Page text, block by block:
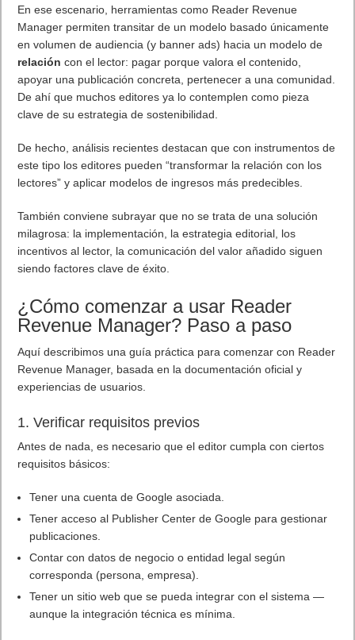
En ese escenario, herramientas como Reader Revenue
Manager permiten transitar de un modelo basado únicamente
en volumen de audiencia (y banner ads) hacia un modelo de
relación con el lector: pagar porque valora el contenido,
apoyar una publicación concreta, pertenecer a una comunidad.
De ahí que muchos editores ya lo contemplen como pieza
clave de su estrategia de sostenibilidad.
De hecho, análisis recientes destacan que con instrumentos de
este tipo los editores pueden “transformar la relación con los
lectores” y aplicar modelos de ingresos más predecibles.
También conviene subrayar que no se trata de una solución
milagrosa: la implementación, la estrategia editorial, los
incentivos al lector, la comunicación del valor añadido siguen
siendo factores clave de éxito.
¿Cómo comenzar a usar Reader
Revenue Manager? Paso a paso
Aquí describimos una guía práctica para comenzar con Reader
Revenue Manager, basada en la documentación oficial y
experiencias de usuarios.
1. Verificar requisitos previos
Antes de nada, es necesario que el editor cumpla con ciertos
requisitos básicos:
Tener una cuenta de Google asociada.
Tener acceso al Publisher Center de Google para gestionar
publicaciones.
Contar con datos de negocio o entidad legal según
corresponda (persona, empresa).
Tener un sitio web que se pueda integrar con el sistema —
aunque la integración técnica es mínima.